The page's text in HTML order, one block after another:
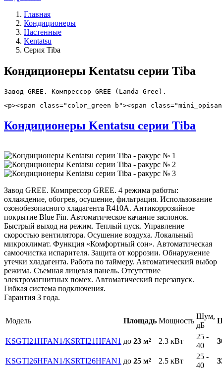
Главная
Кондиционеры
Настенные
Kentatsu
Серия Tiba
Кондиционеры Kentatsu серии Tiba
Завод GREE. Компрессор GREE (Landa-Gree).
<p><span class="color_green b"><span
Кондиционеры Kentatsu серии Tiba
Завод GREE. Компрессор GREE. 4 режима работы:
охлаждение, обогрев, осушение, фильтрация. Использование
озонобезопасного хладагента R410A. Антикоррозийное
покрытие Blue Fin. Автоматическое качание заслонок.
Быстрый выход на режим. Теплый пуск. Управление
скоростью вентилятора. Осушение воздуха. Локальный
микроклимат. Функция «Комфортный сон». Автоматическая
самоочистка испарителя. Защита от коррозии. Обнаружение
утечки хладагента. Работа по таймеру. Автоматический выбор
режима. Съемная лицевая панель. Отсутствие
электромагнитных помех. Автоматический перезапуск.
Гибкая система подключения.
Гарантия 3 года.
Модель Площадь Мощность
Шум,
дБ
KSGTI21HFAN1/KSRTI21HFAN1 до 23 м² 2.3 кВт
25 -
40
KSGTI26HFAN1/KSRTI26HFAN1 до 25 м² 2.5 кВт
25 -
40